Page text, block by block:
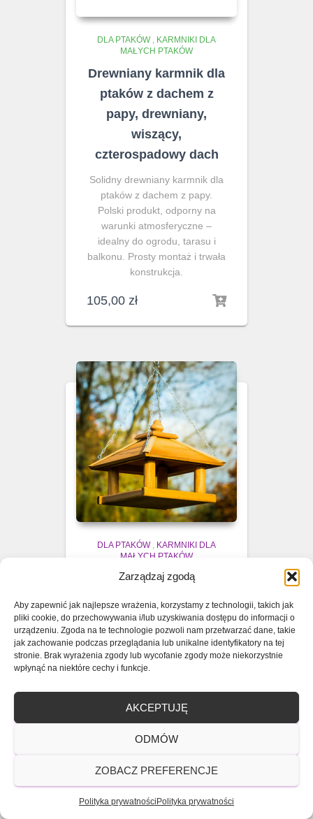
Zarządzaj zgodą
Aby zapewnić jak najlepsze wrażenia, korzystamy z technologii, takich jak
pliki cookie, do przechowywania i/lub uzyskiwania dostępu do informacji o
urządzeniu. Zgoda na te technologie pozwoli nam przetwarzać dane, takie
jak zachowanie podczas przeglądania lub unikalne identyfikatory na tej
stronie. Brak wyrażenia zgody lub wycofanie zgody może niekorzystnie
wpłynąć na niektóre cechy i funkcje.
AKCEPTUJĘ
ODMÓW
ZOBACZ PREFERENCJE
Polityka prywatności Polityka prywatności
DLA PTAKÓW, KARMNIKI DLA
MAŁYCH PTAKÓW
Drewniany karmnik dla
ptaków z dachem z
papy, drewniany,
wiszący,
czterospadowy dach
Solidny drewniany karmnik dla
ptaków z dachem z papy.
Polski produkt, odporny na
warunki atmosferyczne –
idealny do ogrodu, tarasu i
balkonu. Prosty montaż i trwała
konstrukcja.
105,00 zł
DLA PTAKÓW, KARMNIKI DLA
MAŁYCH PTAKÓW
Drewniany karmnik dla
ptaków z sosny –
brązowy, ekologiczny,
wiszący
Drewniany karmnik dla ptaków
Ekologiczny, wiszący na
łańcuszku, z czterospadowym
dachem. Solidny, trwały, polska
produkcja.
145,00zł